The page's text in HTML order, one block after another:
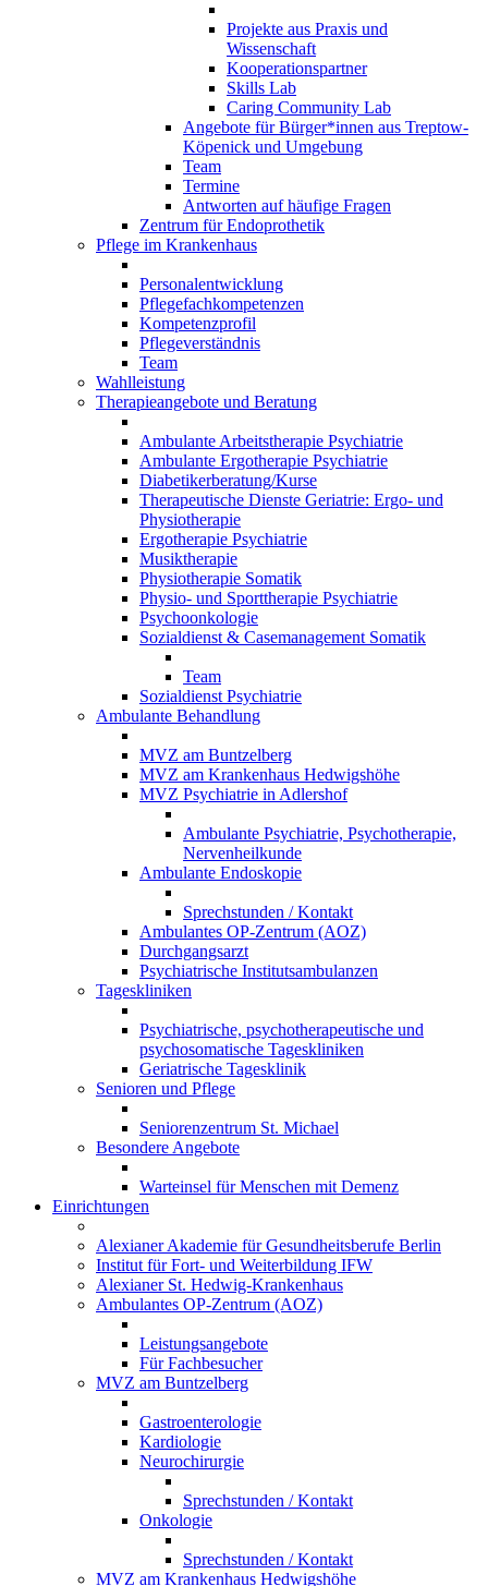
Projekte aus Praxis und
Wissenschaft
Kooperationspartner
Skills Lab
Caring Community Lab
Angebote für Bürger*innen aus Treptow-
Köpenick und Umgebung
Team
Termine
Antworten auf häufige Fragen
Zentrum für Endoprothetik
Pflege im Krankenhaus
Personalentwicklung
Pflegefachkompetenzen
Kompetenzprofil
Pflegeverständnis
Team
Wahlleistung
Therapieangebote und Beratung
Ambulante Arbeitstherapie Psychiatrie
Ambulante Ergotherapie Psychiatrie
Diabetikerberatung/Kurse
Therapeutische Dienste Geriatrie: Ergo- und
Physiotherapie
Ergotherapie Psychiatrie
Musiktherapie
Physiotherapie Somatik
Physio- und Sporttherapie Psychiatrie
Psychoonkologie
Sozialdienst & Casemanagement Somatik
Team
Sozialdienst Psychiatrie
Ambulante Behandlung
MVZ am Buntzelberg
MVZ am Krankenhaus Hedwigshöhe
MVZ Psychiatrie in Adlershof
Ambulante Psychiatrie, Psychotherapie,
Nervenheilkunde
Ambulante Endoskopie
Sprechstunden / Kontakt
Ambulantes OP-Zentrum (AOZ)
Durchgangsarzt
Psychiatrische Institutsambulanzen
Tageskliniken
Psychiatrische, psychotherapeutische und
psychosomatische Tageskliniken
Geriatrische Tagesklinik
Senioren und Pflege
Seniorenzentrum St. Michael
Besondere Angebote
Warteinsel für Menschen mit Demenz
Einrichtungen
Alexianer Akademie für Gesundheitsberufe Berlin
Institut für Fort- und Weiterbildung IFW
Alexianer St. Hedwig-Krankenhaus
Ambulantes OP-Zentrum (AOZ)
Leistungsangebote
Für Fachbesucher
MVZ am Buntzelberg
Gastroenterologie
Kardiologie
Neurochirurgie
Sprechstunden / Kontakt
Onkologie
Sprechstunden / Kontakt
MVZ am Krankenhaus Hedwigshöhe